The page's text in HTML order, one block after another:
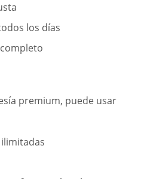
los días
premium, puede usar